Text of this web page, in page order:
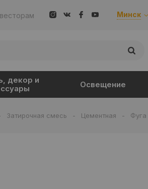
Минск
декор и
Освещение
Затирочная смесь - Цементная - Фуга